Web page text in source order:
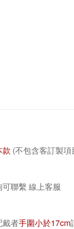
款 (不包含客訂製項
聯繫 線上客服
者手圍小於17cm